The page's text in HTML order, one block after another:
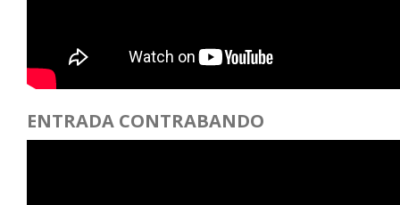
ENTRADA CONTRABANDO